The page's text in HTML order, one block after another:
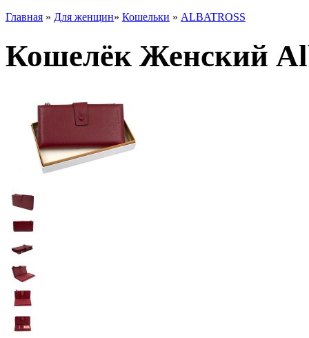
Главная » Для женщин» Кошельки » ALBATROSS
Кошелёк Женский